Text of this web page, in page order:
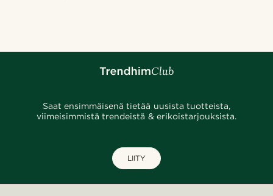
Saat ensimmäisenä tietää uusista tuotteista,
viimeisimmistä trendeistä & erikoistarjouksista.
LIITY